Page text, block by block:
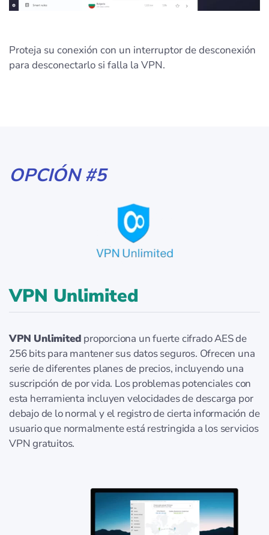
Proteja su conexión con un interruptor de desconexión
para desconectarlo si falla la VPN.
OPCIÓN #5
VPN Unlimited
VPN Unlimited proporciona un fuerte cifrado AES de
256 bits para mantener sus datos seguros. Ofrecen una
serie de diferentes planes de precios, incluyendo una
suscripción de por vida. Los problemas potenciales con
esta herramienta incluyen velocidades de descarga por
debajo de lo normal y el registro de cierta información de
usuario que normalmente está restringida a los servicios
VPN gratuitos.